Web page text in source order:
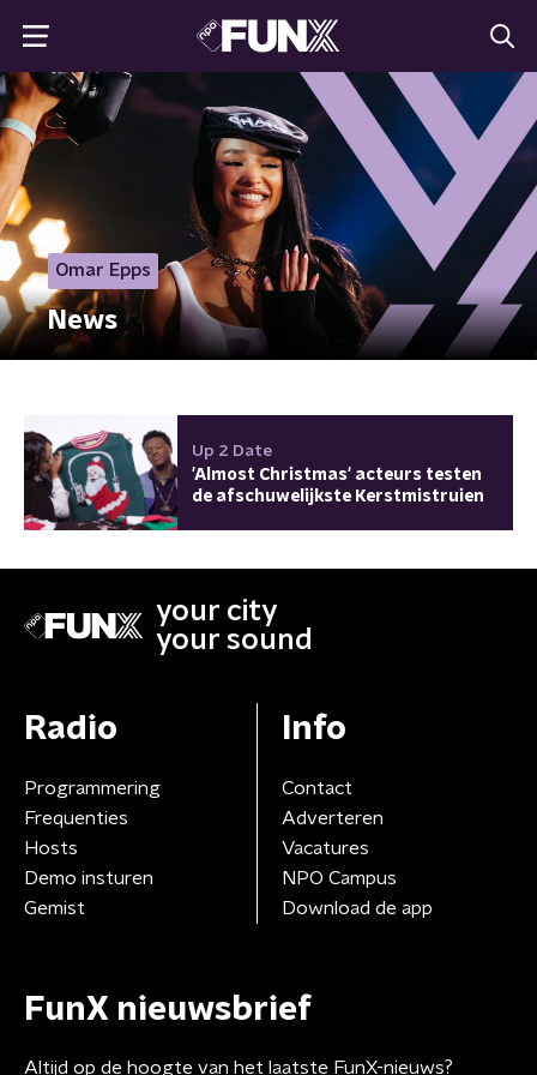
Omar Epps
News
Up 2 Date
'Almost Christmas' acteurs testen
de afschuwelijkste Kerstmistruien
your city
your sound
Radio
Programmering
Frequenties
Hosts
Demo insturen
Gemist
Info
Contact
Adverteren
Vacatures
NPO Campus
Download de app
FunX nieuwsbrief
Altijd op de hoogte van het laatste FunX-nieuws?